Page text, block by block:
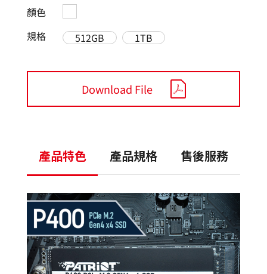
顏色
規格
512GB 1TB
Download File
產品特色 產品規格 售後服務